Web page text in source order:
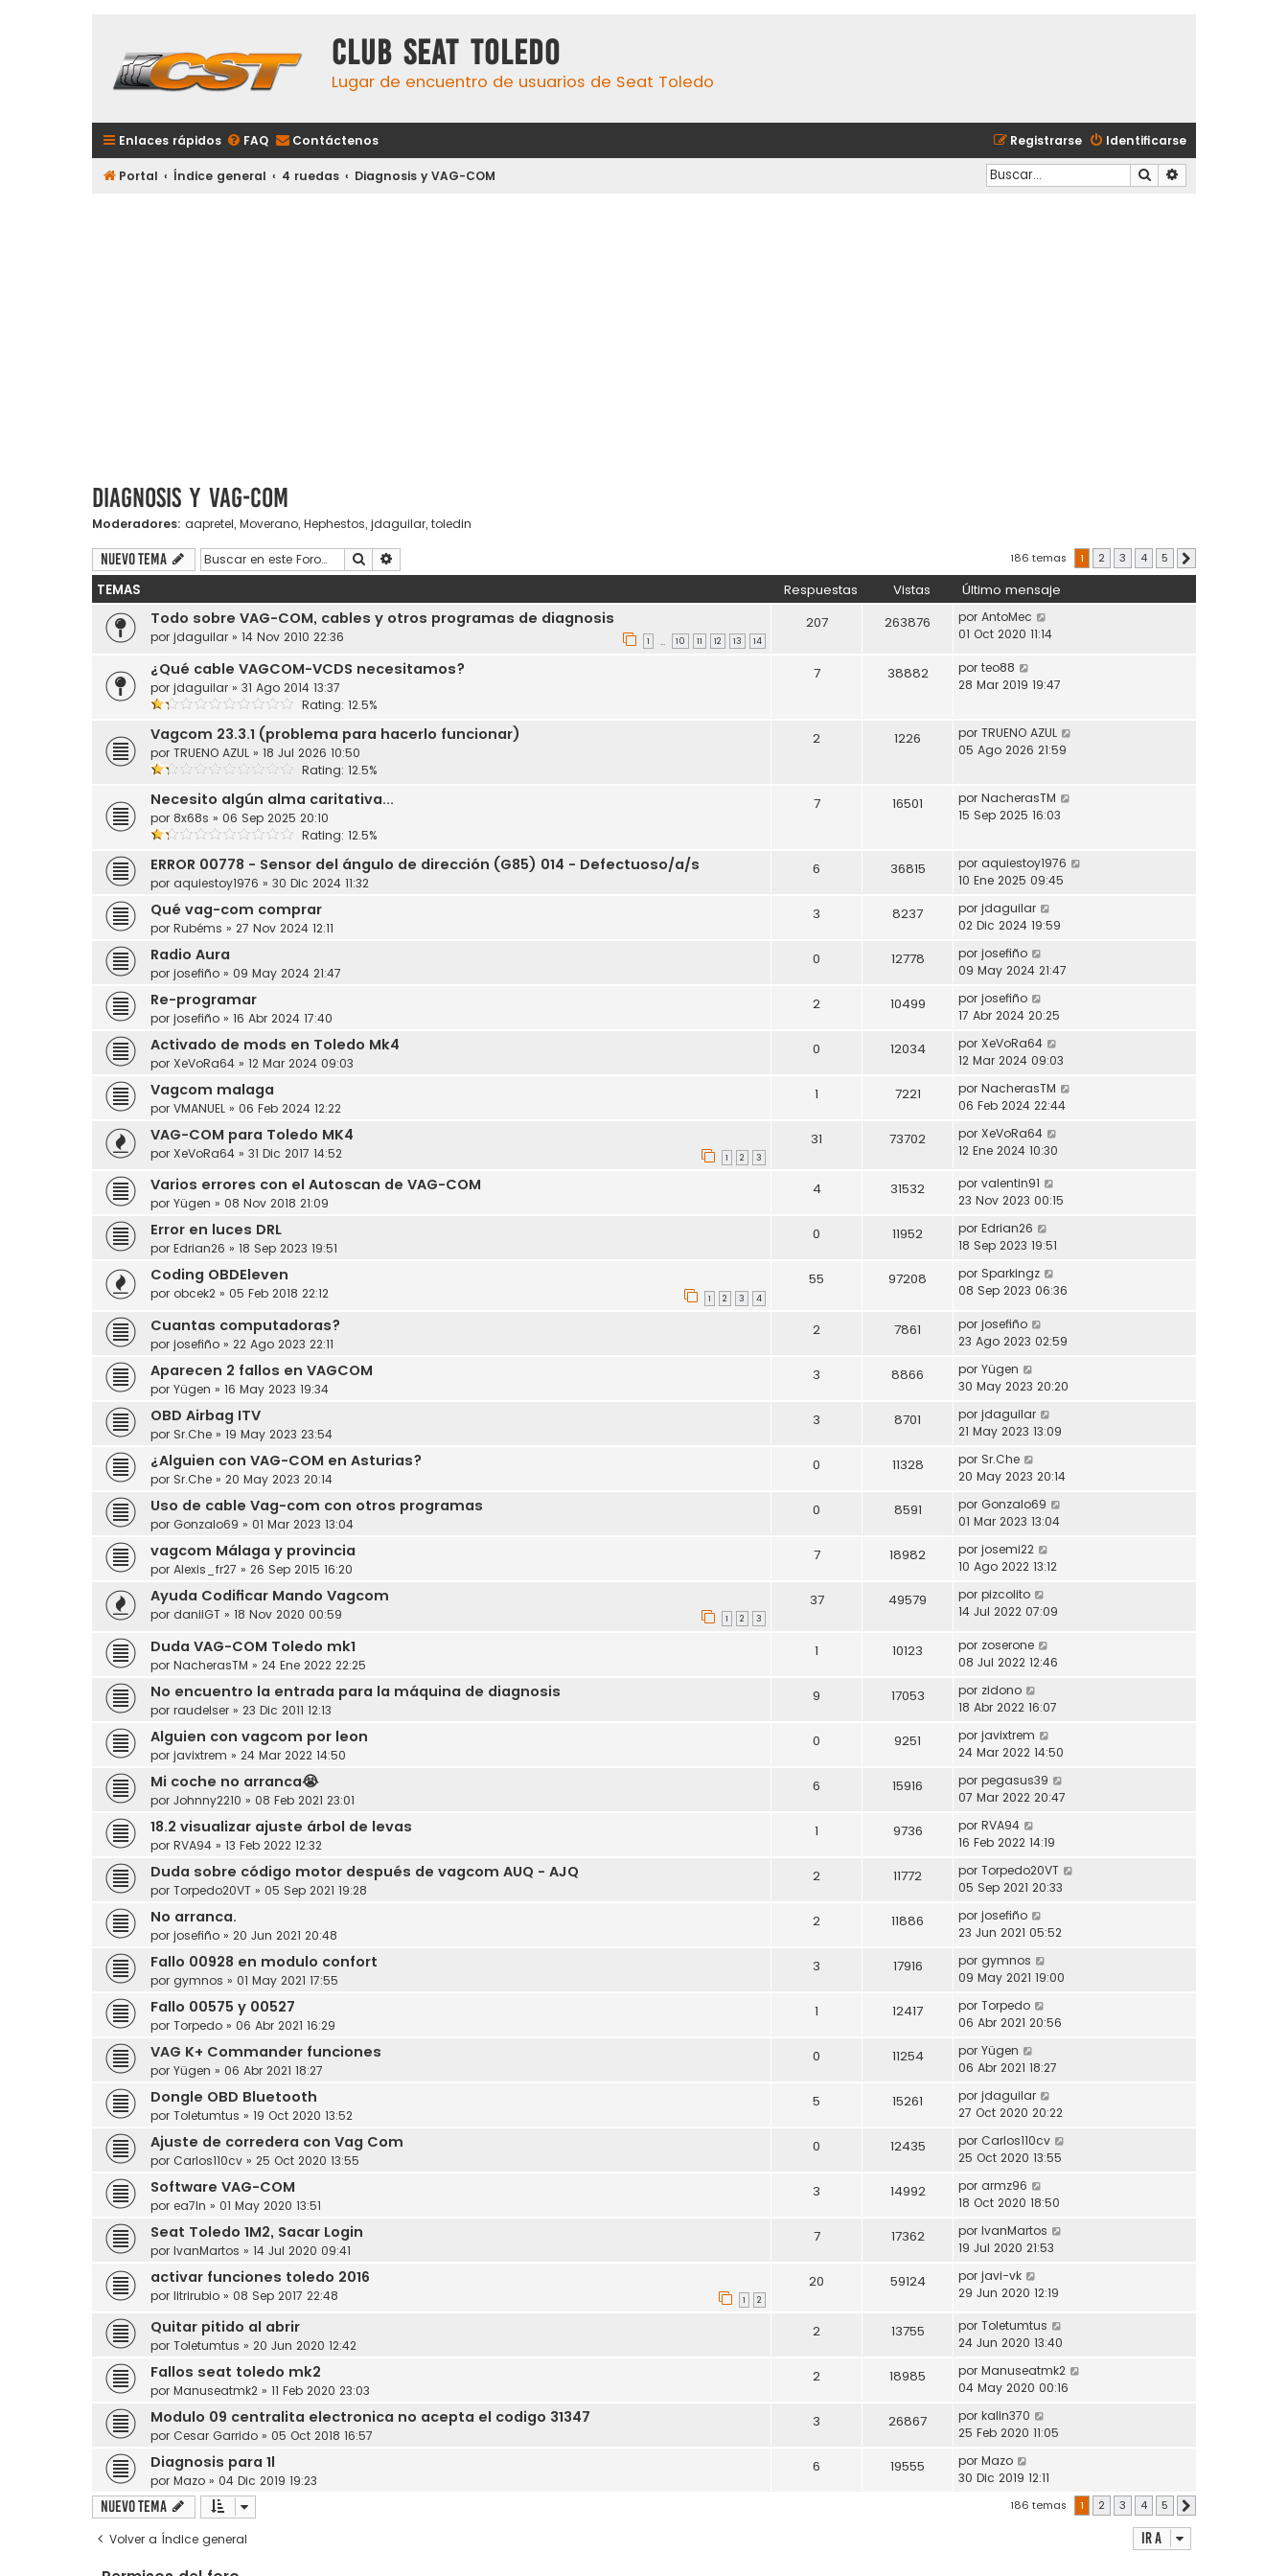
Club Seat Toledo
Lugar de encuentro de usuarios de Seat Toledo
Enlaces rápidos FAQ Contáctenos Identificarse
Registrarse
Portal Índice general 4 ruedas Diagnosis y VAG-COM Buscar
Diagnosis y VAG-COM
Moderadores: aapretel, Moverano, Hephestos, jdaguilar, toledin
Nuevo Tema Buscar 186 temas 1 2 3 4 5
TEMAS Respuestas Vistas Último mensaje
Todo sobre VAG-COM, cables y otros programas de diagnosis
por jdaguilar » 14 Nov 2010 22:36 1 … 10 11 12 13 14
207 263876 por AntoMec
01 Oct 2020 11:14
¿Qué cable VAGCOM-VCDS necesitamos?
por jdaguilar » 31 Ago 2014 13:37
Rating: 12.5%
7 38882 por teo88
28 Mar 2019 19:47
Vagcom 23.3.1 (problema para hacerlo funcionar)
por TRUENO AZUL » 18 Jul 2026 10:50
Rating: 12.5%
2 1226 por TRUENO AZUL
05 Ago 2026 21:59
Necesito algún alma caritativa...
por 8x68s » 06 Sep 2025 20:10
Rating: 12.5%
7 16501 por NacherasTM
15 Sep 2025 16:03
ERROR 00778 - Sensor del ángulo de dirección (G85) 014 - Defectuoso/a/s
por aquiestoy1976 » 30 Dic 2024 11:32
6 36815 por aquiestoy1976
10 Ene 2025 09:45
Qué vag-com comprar
por Rubéms » 27 Nov 2024 12:11
3 8237 por jdaguilar
02 Dic 2024 19:59
Radio Aura
por josefiño » 09 May 2024 21:47
0 12778 por josefiño
09 May 2024 21:47
Re-programar
por josefiño » 16 Abr 2024 17:40
2 10499 por josefiño
17 Abr 2024 20:25
Activado de mods en Toledo Mk4
por XeVoRa64 » 12 Mar 2024 09:03
0 12034 por XeVoRa64
12 Mar 2024 09:03
Vagcom malaga
por VMANUEL » 06 Feb 2024 12:22
1 7221 por NacherasTM
06 Feb 2024 22:44
VAG-COM para Toledo MK4
por XeVoRa64 » 31 Dic 2017 14:52 1 2 3
31 73702 por XeVoRa64
12 Ene 2024 10:30
Varios errores con el Autoscan de VAG-COM
por Yügen » 08 Nov 2018 21:09
4 31532 por valentin91
23 Nov 2023 00:15
Error en luces DRL
por Edrian26 » 18 Sep 2023 19:51
0 11952 por Edrian26
18 Sep 2023 19:51
Coding OBDEleven
por obcek2 » 05 Feb 2018 22:12 1 2 3 4
55 97208 por Sparkingz
08 Sep 2023 06:36
Cuantas computadoras?
por josefiño » 22 Ago 2023 22:11
2 7861 por josefiño
23 Ago 2023 02:59
Aparecen 2 fallos en VAGCOM
por Yügen » 16 May 2023 19:34
3 8866 por Yügen
30 May 2023 20:20
OBD Airbag ITV
por Sr.Che » 19 May 2023 23:54
3 8701 por jdaguilar
21 May 2023 13:09
¿Alguien con VAG-COM en Asturias?
por Sr.Che » 20 May 2023 20:14
0 11328 por Sr.Che
20 May 2023 20:14
Uso de cable Vag-com con otros programas
por Gonzalo69 » 01 Mar 2023 13:04
0 8591 por Gonzalo69
01 Mar 2023 13:04
vagcom Málaga y provincia
por Alexis_fr27 » 26 Sep 2015 16:20
7 18982 por josemi22
10 Ago 2022 13:12
Ayuda Codificar Mando Vagcom
por daniiGT » 18 Nov 2020 00:59 1 2 3
37 49579 por pizcolito
14 Jul 2022 07:09
Duda VAG-COM Toledo mk1
por NacherasTM » 24 Ene 2022 22:25
1 10123 por zoserone
08 Jul 2022 12:46
No encuentro la entrada para la máquina de diagnosis
por raudelser » 23 Dic 2011 12:13
9 17053 por zidono
18 Abr 2022 16:07
Alguien con vagcom por leon
por javixtrem » 24 Mar 2022 14:50
0 9251 por javixtrem
24 Mar 2022 14:50
Mi coche no arranca😭
por Johnny2210 » 08 Feb 2021 23:01
6 15916 por pegasus39
07 Mar 2022 20:47
18.2 visualizar ajuste árbol de levas
por RVA94 » 13 Feb 2022 12:32
1 9736 por RVA94
16 Feb 2022 14:19
Duda sobre código motor después de vagcom AUQ - AJQ
por Torpedo20VT » 05 Sep 2021 19:28
2 11772 por Torpedo20VT
05 Sep 2021 20:33
No arranca.
por josefiño » 20 Jun 2021 20:48
2 11886 por josefiño
23 Jun 2021 05:52
Fallo 00928 en modulo confort
por gymnos » 01 May 2021 17:55
3 17916 por gymnos
09 May 2021 19:00
Fallo 00575 y 00527
por Torpedo » 06 Abr 2021 16:29
1 12417 por Torpedo
06 Abr 2021 20:56
VAG K+ Commander funciones
por Yügen » 06 Abr 2021 18:27
0 11254 por Yügen
06 Abr 2021 18:27
Dongle OBD Bluetooth
por Toletumtus » 19 Oct 2020 13:52
5 15261 por jdaguilar
27 Oct 2020 20:22
Ajuste de corredera con Vag Com
por Carlos110cv » 25 Oct 2020 13:55
0 12435 por Carlos110cv
25 Oct 2020 13:55
Software VAG-COM
por ea7ln » 01 May 2020 13:51
3 14992 por armz96
18 Oct 2020 18:50
Seat Toledo 1M2, Sacar Login
por IvanMartos » 14 Jul 2020 09:41
7 17362 por IvanMartos
19 Jul 2020 21:53
activar funciones toledo 2016
por litrirubio » 08 Sep 2017 22:48 1 2
20 59124 por javi-vk
29 Jun 2020 12:19
Quitar pitido al abrir
por Toletumtus » 20 Jun 2020 12:42
2 13755 por Toletumtus
24 Jun 2020 13:40
Fallos seat toledo mk2
por Manuseatmk2 » 11 Feb 2020 23:03
2 18985 por Manuseatmk2
04 May 2020 00:16
Modulo 09 centralita electronica no acepta el codigo 31347
por Cesar Garrido » 05 Oct 2018 16:57
3 26867 por kalin370
25 Feb 2020 11:05
Diagnosis para 1l
por Mazo » 04 Dic 2019 19:23
6 19555 por Mazo
30 Dic 2019 12:11
Nuevo Tema 186 temas 1 2 3 4 5
Volver a Índice general Ir a